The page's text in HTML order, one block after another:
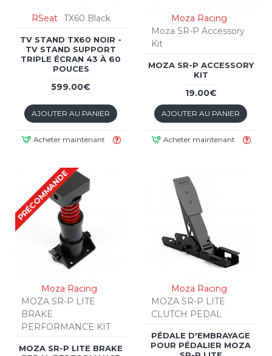
RSeat TX60 Black
TV STAND TX60 NOIR -
TV STAND SUPPORT
TRIPLE ÉCRAN 43 À 60
POUCES
599.00€
AJOUTER AU PANIER
Acheter maintenant
Moza Racing
Moza SR-P Accessory
Kit
MOZA SR-P ACCESSORY
KIT
19.00€
AJOUTER AU PANIER
Acheter maintenant
PRÉCOMMANDE
Moza Racing
MOZA SR-P LITE
BRAKE
PERFORMANCE KIT
MOZA SR-P LITE BRAKE
Moza Racing
MOZA SR-P LITE
CLUTCH PEDAL
PÉDALE D'EMBRAYAGE
POUR PÉDALIER MOZA